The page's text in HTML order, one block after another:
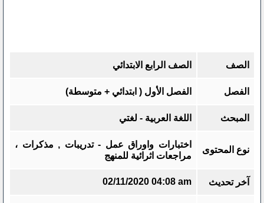
الصف الصف الرابع الابتدائي
الفصل الفصل الأول ( ابتدائي + متوسطة)
المبحث اللغة العربية - لغتي
نوع المحتوى
اختبارات واوراق عمل - تدريبات , مذكرات ،
مراجعات اثرائية للمنهج
آخر تحديث 02/11/2020 04:08 am